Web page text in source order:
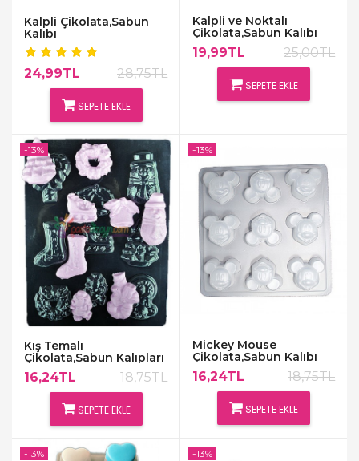
Kalpli Çikolata,Sabun
Kalıbı
24,99TL 28,75TL
SEPETE EKLE
Kalpli ve Noktalı
Çikolata,Sabun Kalıbı
19,99TL 25,00TL
SEPETE EKLE
Kış Temalı
Çikolata,Sabun Kalıpları
16,24TL 18,75TL
SEPETE EKLE
-13%
Mickey Mouse
Çikolata,Sabun Kalıbı
16,24TL 18,75TL
SEPETE EKLE
-13%
-13% -13%